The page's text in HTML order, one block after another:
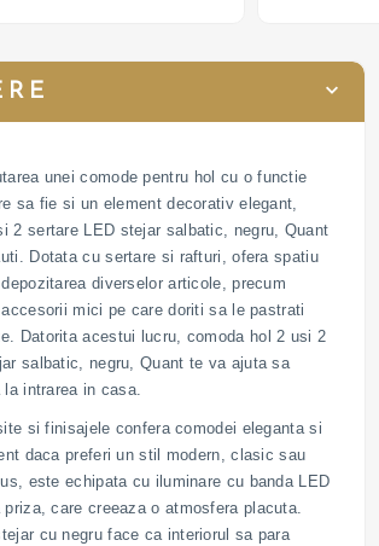
unei comode pentru hol cu o functie
sa fie si un element decorativ elegant,
2 sertare LED stejar salbatic, negru, Quant
Dotata cu sertare si rafturi, ofera spatiu
diverselor articole, precum
mici pe care doriti sa le pastrati
Datorita acestui lucru, comoda hol 2 usi 2
salbatic, negru, Quant te va ajuta sa
intrarea in casa.
si finisajele confera comodei eleganta si
daca preferi un stil modern, clasic sau
este echipata cu iluminare cu banda LED
care creeaza o atmosfera placuta.
cu negru face ca interiorul sa para